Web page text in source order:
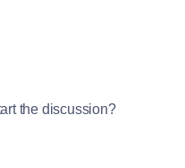
the discussion?